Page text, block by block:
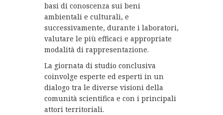
basi di conoscenza sui beni
ambientali e culturali, e
successivamente, durante i laboratori,
valutare le più efficaci e appropriate
modalità di rappresentazione.
La giornata di studio conclusiva
coinvolge esperte ed esperti in un
dialogo tra le diverse visioni della
comunità scientifica e con i principali
attori territoriali.